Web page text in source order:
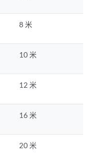
8 米
10 米
12 米
16 米
20 米